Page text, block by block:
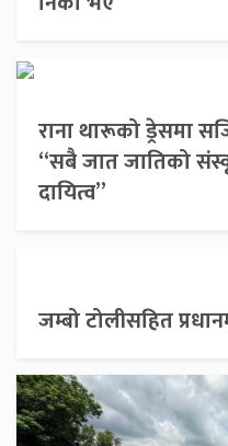
राना थारूको ड्रेसमा
“सबै जात जातिको
दायित्व”
जम्बो टोलीसहित